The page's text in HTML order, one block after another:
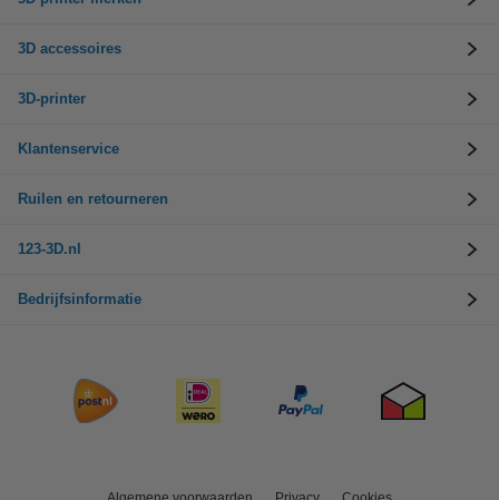
3D accessoires
3D-printer
Klantenservice
Ruilen en retourneren
123-3D.nl
Bedrijfsinformatie